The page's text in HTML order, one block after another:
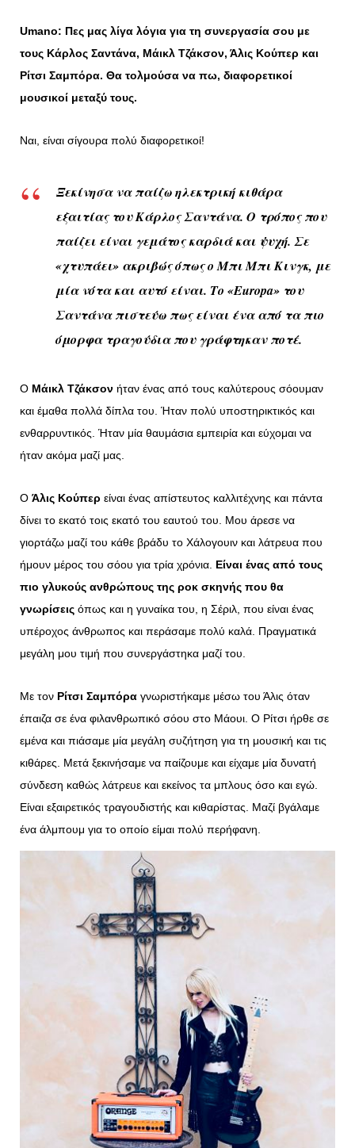
Umano: Πες μας λίγα λόγια για τη συνεργασία σου με
τους Κάρλος Σαντάνα, Μάικλ Τζάκσον, Άλις Κούπερ και
Ρίτσι Σαμπόρα. Θα τολμούσα να πω, διαφορετικοί
μουσικοί μεταξύ τους.
Ναι, είναι σίγουρα πολύ διαφορετικοί!
Ξεκίνησα να παίζω ηλεκτρική κιθάρα
εξαιτίας του Κάρλος Σαντάνα. Ο τρόπος που
παίζει είναι γεμάτος καρδιά και ψυχή. Σε
«χτυπάει» ακριβώς όπως ο Μπι Μπι Κινγκ, με
μία νότα και αυτό είναι. Το «Europa» του
Σαντάνα πιστεύω πως είναι ένα από τα πιο
όμορφα τραγούδια που γράφτηκαν ποτέ.
Ο Μάικλ Τζάκσον ήταν ένας από τους καλύτερους σόουμαν
και έμαθα πολλά δίπλα του. Ήταν πολύ υποστηρικτικός και
ενθαρρυντικός. Ήταν μία θαυμάσια εμπειρία και εύχομαι να
ήταν ακόμα μαζί μας.
Ο Άλις Κούπερ είναι ένας απίστευτος καλλιτέχνης και πάντα
δίνει το εκατό τοις εκατό του εαυτού του. Μου άρεσε να
γιορτάζω μαζί του κάθε βράδυ το Χάλογουιν και λάτρευα που
ήμουν μέρος του σόου για τρία χρόνια. Είναι ένας από τους
πιο γλυκούς ανθρώπους της ροκ σκηνής που θα
γνωρίσεις όπως και η γυναίκα του, η Σέριλ, που είναι ένας
υπέροχος άνθρωπος και περάσαμε πολύ καλά. Πραγματικά
μεγάλη μου τιμή που συνεργάστηκα μαζί του.
Με τον Ρίτσι Σαμπόρα γνωριστήκαμε μέσω του Άλις όταν
έπαιζα σε ένα φιλανθρωπικό σόου στο Μάουι. Ο Ρίτσι ήρθε σε
εμένα και πιάσαμε μία μεγάλη συζήτηση για τη μουσική και τις
κιθάρες. Μετά ξεκινήσαμε να παίζουμε και είχαμε μία δυνατή
σύνδεση καθώς λάτρευε και εκείνος τα μπλους όσο και εγώ.
Είναι εξαιρετικός τραγουδιστής και κιθαρίστας. Μαζί βγάλαμε
ένα άλμπουμ για το οποίο είμαι πολύ περήφανη.